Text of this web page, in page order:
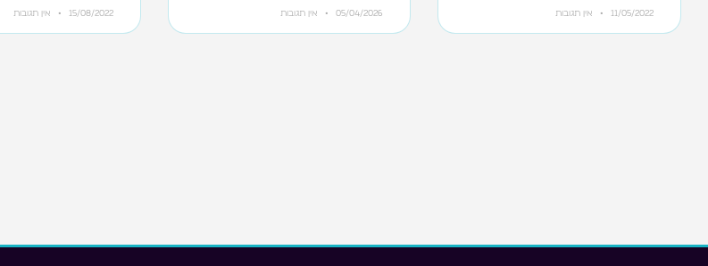
11/05/2022 אין תגובות 05/04/2026 אין תגובות 15/08/2022 אין תגובות